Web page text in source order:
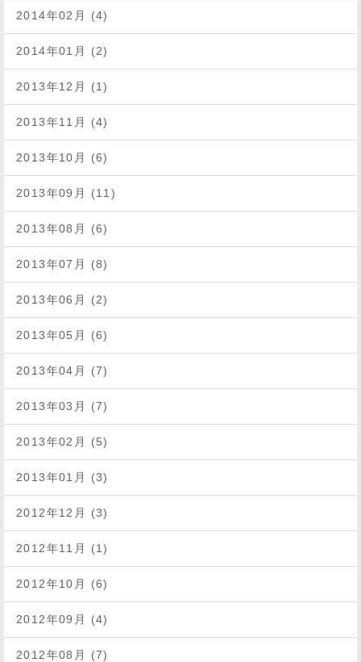
2014年02月 (4)
2014年01月 (2)
2013年12月 (1)
2013年11月 (4)
2013年10月 (6)
2013年09月 (11)
2013年08月 (6)
2013年07月 (8)
2013年06月 (2)
2013年05月 (6)
2013年04月 (7)
2013年03月 (7)
2013年02月 (5)
2013年01月 (3)
2012年12月 (3)
2012年11月 (1)
2012年10月 (6)
2012年09月 (4)
2012年08月 (7)